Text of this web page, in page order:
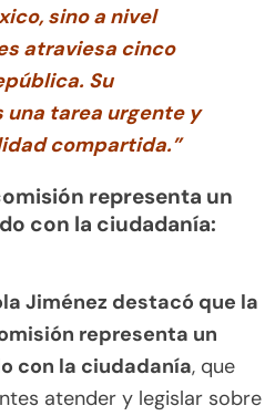
sino a nivel
atraviesa cinco
Su
una tarea urgente y
compartida.”
representa un
con la ciudadanía:
Jiménez destacó que la
representa un
con la ciudadanía, que
atender y legislar sobre